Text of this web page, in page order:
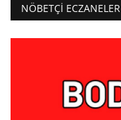
NÖBETÇI ECZANELER